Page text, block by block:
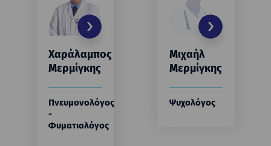
Χαράλαμπος
Μερμίγκης
Πνευμονολόγος
-
Φυματιολόγος
Μιχαήλ
Μερμίγκης
Ψυχολόγος